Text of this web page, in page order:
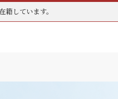
籍しています。